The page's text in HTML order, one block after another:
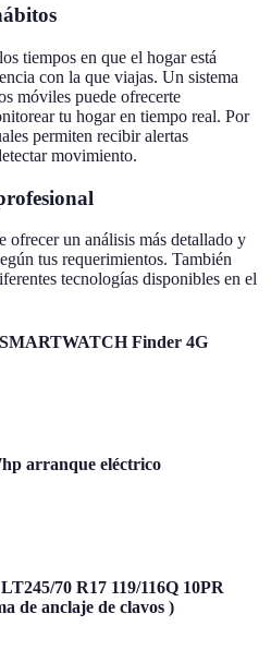
tiempos en que el hogar está
con la que viajas. Un sistema
móviles puede ofrecerte
tu hogar en tiempo real. Por
permiten recibir alertas
movimiento.
ofrecer un análisis más detallado y
tus requerimientos. También
tecnologías disponibles en el
Finder 4G
arranque eléctrico
70 R17 119/116Q 10PR
de anclaje de clavos )